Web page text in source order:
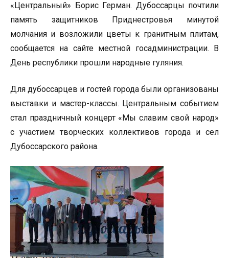
«Центральный» Борис Герман. Дубоссарцы почтили
память защитников Приднестровья минутой
молчания и возложили цветы к гранитным плитам,
сообщается на сайте местной госадминистрации. В
День республики прошли народные гуляния.
Для дубоссарцев и гостей города были организованы
выставки и мастер-классы. Центральным событием
стал праздничный концерт «Мы славим свой народ»
с участием творческих коллективов города и сел
Дубоссарского района.